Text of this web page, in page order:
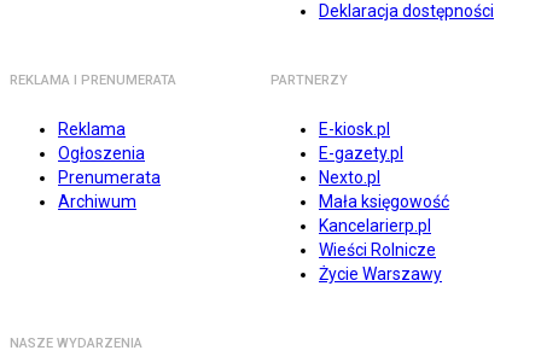
Deklaracja dostępności
REKLAMA I PRENUMERATA
Reklama
Ogłoszenia
Prenumerata
Archiwum
PARTNERZY
E-kiosk.pl
E-gazety.pl
Nexto.pl
Mała księgowość
Kancelarierp.pl
Wieści Rolnicze
Życie Warszawy
NASZE WYDARZENIA